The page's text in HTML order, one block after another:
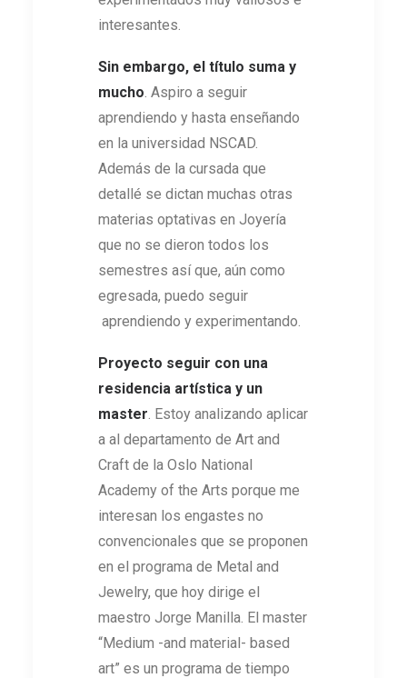
interesantes.
Sin embargo, el título suma y
mucho. Aspiro a seguir
aprendiendo y hasta enseñando
en la universidad NSCAD.
Además de la cursada que
detallé se dictan muchas otras
materias optativas en Joyería
que no se dieron todos los
semestres así que, aún como
egresada, puedo seguir
aprendiendo y experimentando.
Proyecto seguir con una
residencia artística y un
master. Estoy analizando aplicar
a al departamento de Art and
Craft de la Oslo National
Academy of the Arts porque me
interesan los engastes no
convencionales que se proponen
en el programa de Metal and
Jewelry, que hoy dirige el
maestro Jorge Manilla. El master
“Medium -and material- based
art” es un programa de tiempo